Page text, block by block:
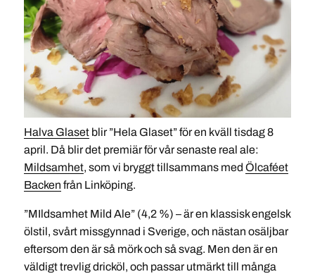
Halva Glasetblir ”Hela Glaset” för en kväll tisdag 8
april. Då blir det premiär för vår senaste real ale:
Mildsamhet, som vi bryggt tillsammans med Ölcaféet
Backen från Linköping.
”MIldsamhet Mild Ale” (4,2 %) – är en klassisk engelsk
ölstil, svårt missgynnad i Sverige, och nästan osäljbar
eftersom den är så mörk och så svag. Men den är en
väldigt trevlig dricköl, och passar utmärkt till många